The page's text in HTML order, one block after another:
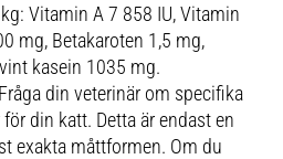
Vitamin A 7 858 IU, Vitamin
mg, Betakaroten 1,5 mg,
kasein 1035 mg.
din veterinär om specifika
din katt. Detta är endast en
exakta måttformen. Om du